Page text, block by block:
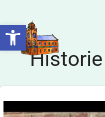
Otwórz